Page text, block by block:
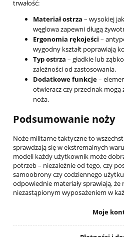
trwałość:
Materiał ostrza – wysokiej
węglowa zapewni długą
Ergonomia rękojeści –
wygodny kształt poprawiają
Typ ostrza – gładkie lub
zależności od zastosowania.
Dodatkowe funkcje–
otwieracz czy przecinak
noża.
Podsumowanie noży
Noże militarne taktyczne to
sprawdzają się w ekstremalnych
modeli każdy użytkownik może
potrzeb – niezależnie od tego, czy
samoobrony czy codziennego
odpowiednie materiały sprawiają, że
niezastąpionym wyposażeniem w
Moje